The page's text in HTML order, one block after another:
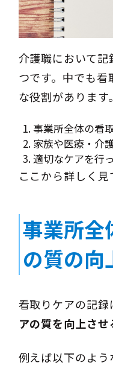
介護職において
つです。中でも
な役割があります。
事業所全体の看
家族や医療・介
適切なケアを行
ここから詳しく見
事業所全
の質の向
看取りケアの記
アの質を向上させ
例えば以下のよう